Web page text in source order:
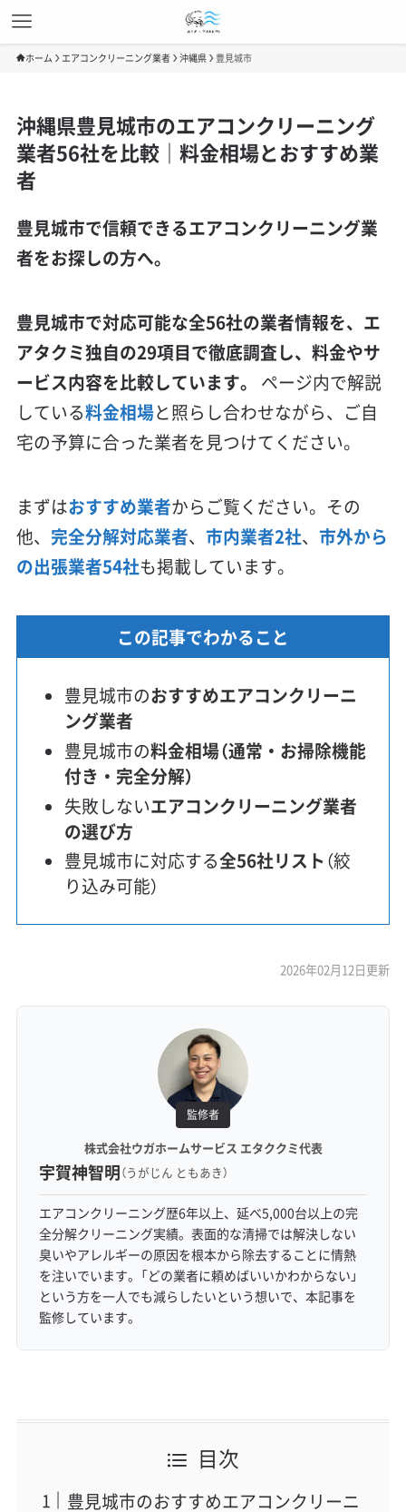
ホーム エアコンクリーニング業者 沖縄県 豊見城市
沖縄県豊見城市のエアコンクリーニング
業者56社を比較｜料金相場とおすすめ業
者
豊見城市で信頼できるエアコンクリーニング業
者をお探しの方へ。
豊見城市で対応可能な全56社の業者情報を、エ
アタクミ独自の29項目で徹底調査し、料金やサ
ービス内容を比較しています。
ページ内で解説
している料金相場と照らし合わせながら、ご自
宅の予算に合った業者を見つけてください。
まずはおすすめ業者からご覧ください。その
他、 完全分解対応業者、 市内業者2社、 市外から
の出張業者54社も掲載しています。
この記事でわかること
豊見城市のおすすめエアコンクリーニ
ング業者
豊見城市の料金相場（通常・お掃除機能
付き・完全分解）
失敗しないエアコンクリーニング業者
の選び方
豊見城市に対応する全56社リスト （絞
り込み可能）
2026年02月12日更新
監修者
株式会社ウガホームサービス エタククミ代表
宇賀神智明（うがじん ともあき）
エアコンクリーニング歴6年以上、延べ5,000台以上の完
全分解クリーニング実績。表面的な清掃では解決しない
臭いやアレルギーの原因を根本から除去することに情熱
を注いでいます。「どの業者に頼めばいいかわからない」
という方を一人でも減らしたいという想いで、本記事を
監修しています。
目次
豊見城市のおすすめエアコンクリーニ